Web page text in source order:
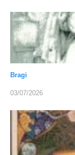
Bragi
03/07/2026